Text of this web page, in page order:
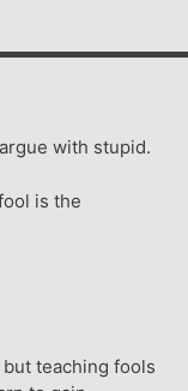
with stupid.
is the
teaching fools